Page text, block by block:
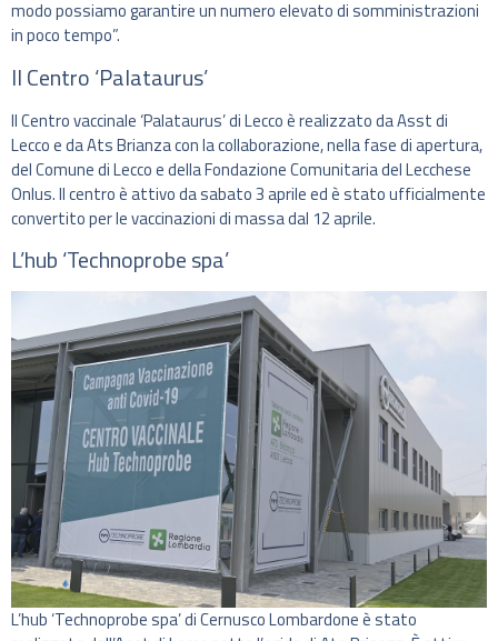
modo possiamo garantire un numero elevato di somministrazioni
in poco tempo”.
Il Centro ‘Palataurus’
Il Centro vaccinale ‘Palataurus’ di Lecco è realizzato da Asst di
Lecco e da Ats Brianza con la collaborazione, nella fase di apertura,
del Comune di Lecco e della Fondazione Comunitaria del Lecchese
Onlus. Il centro è attivo da sabato 3 aprile ed è stato ufficialmente
convertito per le vaccinazioni di massa dal 12 aprile.
L’hub ‘Technoprobe spa’
L’hub ‘Technoprobe spa’ di Cernusco Lombardone è stato